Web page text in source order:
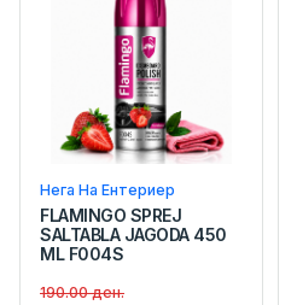
Нега На Ентериер
FLAMINGO SPREJ
SALTABLA JAGODA 450
ML F004S
190.00 ден.